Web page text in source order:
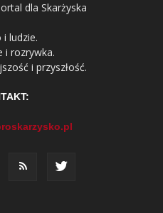
dla Skarżyska
ludzie.
i rozrywka.
i przyszłość.